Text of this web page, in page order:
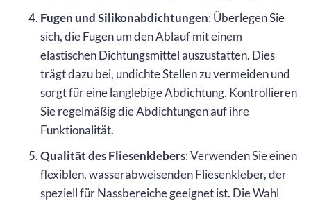
Fugen und Silikonabdichtungen: Überlegen Sie
sich, die Fugen um den Ablauf mit einem
elastischen Dichtungsmittel auszustatten. Dies
trägt dazu bei, undichte Stellen zu vermeiden und
sorgt für eine langlebige Abdichtung. Kontrollieren
Sie regelmäßig die Abdichtungen auf ihre
Funktionalität.
Qualität des Fliesenklebers: Verwenden Sie einen
flexiblen, wasserabweisenden Fliesenkleber, der
speziell für Nassbereiche geeignet ist. Die Wahl